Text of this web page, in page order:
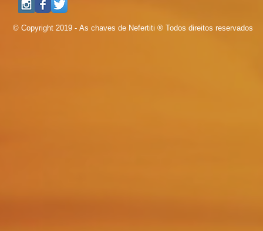
© Copyright 2019 - As chaves de Nefertiti ® Todos direitos reservados